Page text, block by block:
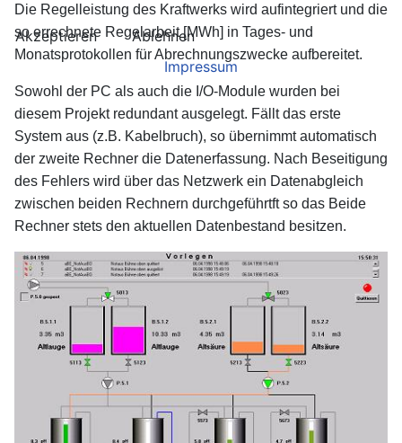
Die Regelleistung des Kraftwerks wird aufintegriert und die
so errechnete Regelarbeit [MWh] in Tages- und
Monatsprotokollen für Abrechnungszwecke aufbereitet.
Sowohl der PC als auch die I/O-Module wurden bei
diesem Projekt redundant ausgelegt. Fällt das erste
System aus (z.B. Kabelbruch), so übernimmt automatisch
der zweite Rechner die Datenerfassung. Nach Beseitigung
des Fehlers wird über das Netzwerk ein Datenabgleich
zwischen beiden Rechnern durchgeführtft so das Beide
Rechner stets den aktuellen Datenbestand besitzen.
Akzeptieren
Ablehnen
Impressum